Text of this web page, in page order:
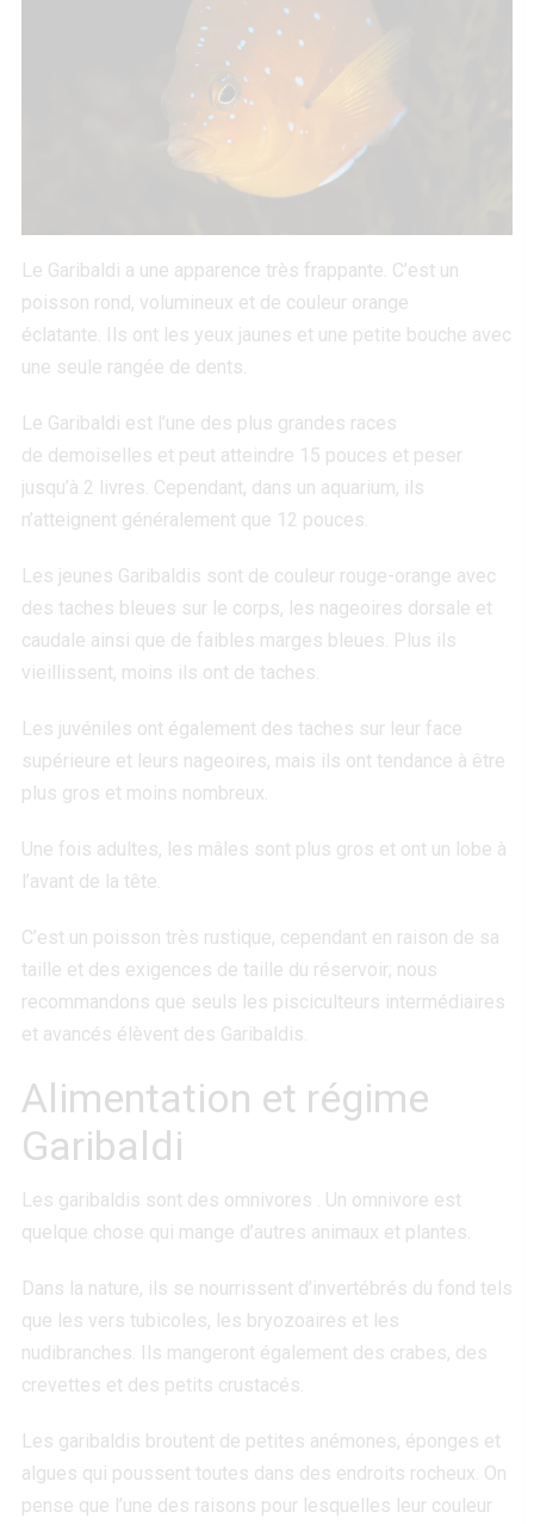
Le Garibaldi a une apparence très frappante. C’est un
poisson rond, volumineux et de couleur orange
éclatante. Ils ont les yeux jaunes et une petite bouche avec
une seule rangée de dents.
Le Garibaldi est l’une des plus grandes races
de demoiselles et peut atteindre 15 pouces et peser
jusqu’à 2 livres. Cependant, dans un aquarium, ils
n’atteignent généralement que 12 pouces.
Les jeunes Garibaldis sont de couleur rouge-orange avec
des taches bleues sur le corps, les nageoires dorsale et
caudale ainsi que de faibles marges bleues. Plus ils
vieillissent, moins ils ont de taches.
Les juvéniles ont également des taches sur leur face
supérieure et leurs nageoires, mais ils ont tendance à être
plus gros et moins nombreux.
Une fois adultes, les mâles sont plus gros et ont un lobe à
l’avant de la tête.
C’est un poisson très rustique, cependant en raison de sa
taille et des exigences de taille du réservoir; nous
recommandons que seuls les pisciculteurs intermédiaires
et avancés élèvent des Garibaldis.
Alimentation et régime
Garibaldi
Les garibaldis sont des omnivores . Un omnivore est
quelque chose qui mange d’autres animaux et plantes.
Dans la nature, ils se nourrissent d’invertébrés du fond tels
que les vers tubicoles, les bryozoaires et les
nudibranches. Ils mangeront également des crabes, des
crevettes et des petits crustacés.
Les garibaldis broutent de petites anémones, éponges et
algues qui poussent toutes dans des endroits rocheux. On
pense que l’une des raisons pour lesquelles leur couleur